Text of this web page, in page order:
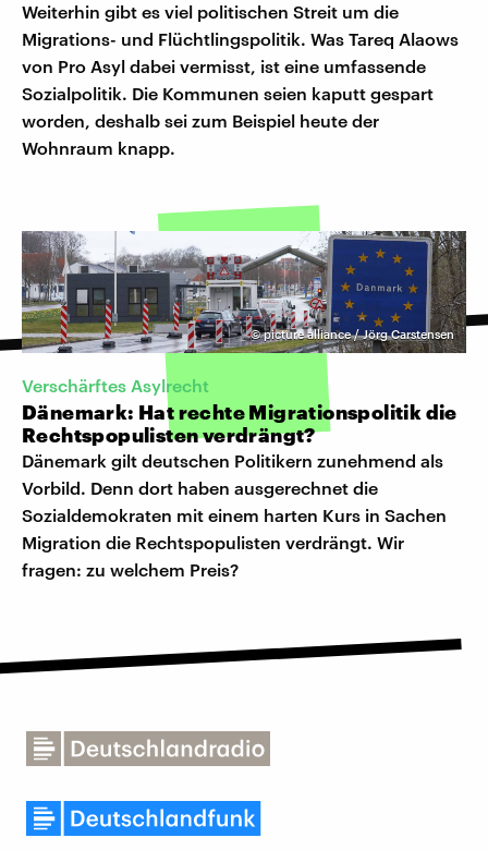
Weiterhin gibt es viel politischen Streit um die
Migrations- und Flüchtlingspolitik. Was Tareq Alaows
von Pro Asyl dabei vermisst, ist eine umfassende
Sozialpolitik. Die Kommunen seien kaputt gespart
worden, deshalb sei zum Beispiel heute der
Wohnraum knapp.
©picture alliance / Jörg Carstensen
Verschärftes Asylrecht
Dänemark: Hat rechte Migrationspolitik die
Rechtspopulisten verdrängt?
Dänemark gilt deutschen Politikern zunehmend als
Vorbild. Denn dort haben ausgerechnet die
Sozialdemokraten mit einem harten Kurs in Sachen
Migration die Rechtspopulisten verdrängt. Wir
fragen: zu welchem Preis?